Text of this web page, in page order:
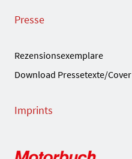
Presse
Rezensionsexemplare
Download Pressetexte/Cover
Imprints